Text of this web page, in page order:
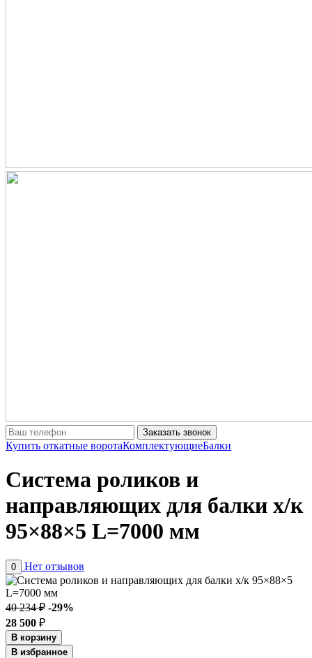
Заказать звонок
Купить откатные воротаКомплектующиеБалки
Система роликов и
направляющих для балки х/к
95×88×5 L=7000 мм
0 Нет отзывов
40 234 ₽ -29%
28 500 ₽
В корзину
В избранное